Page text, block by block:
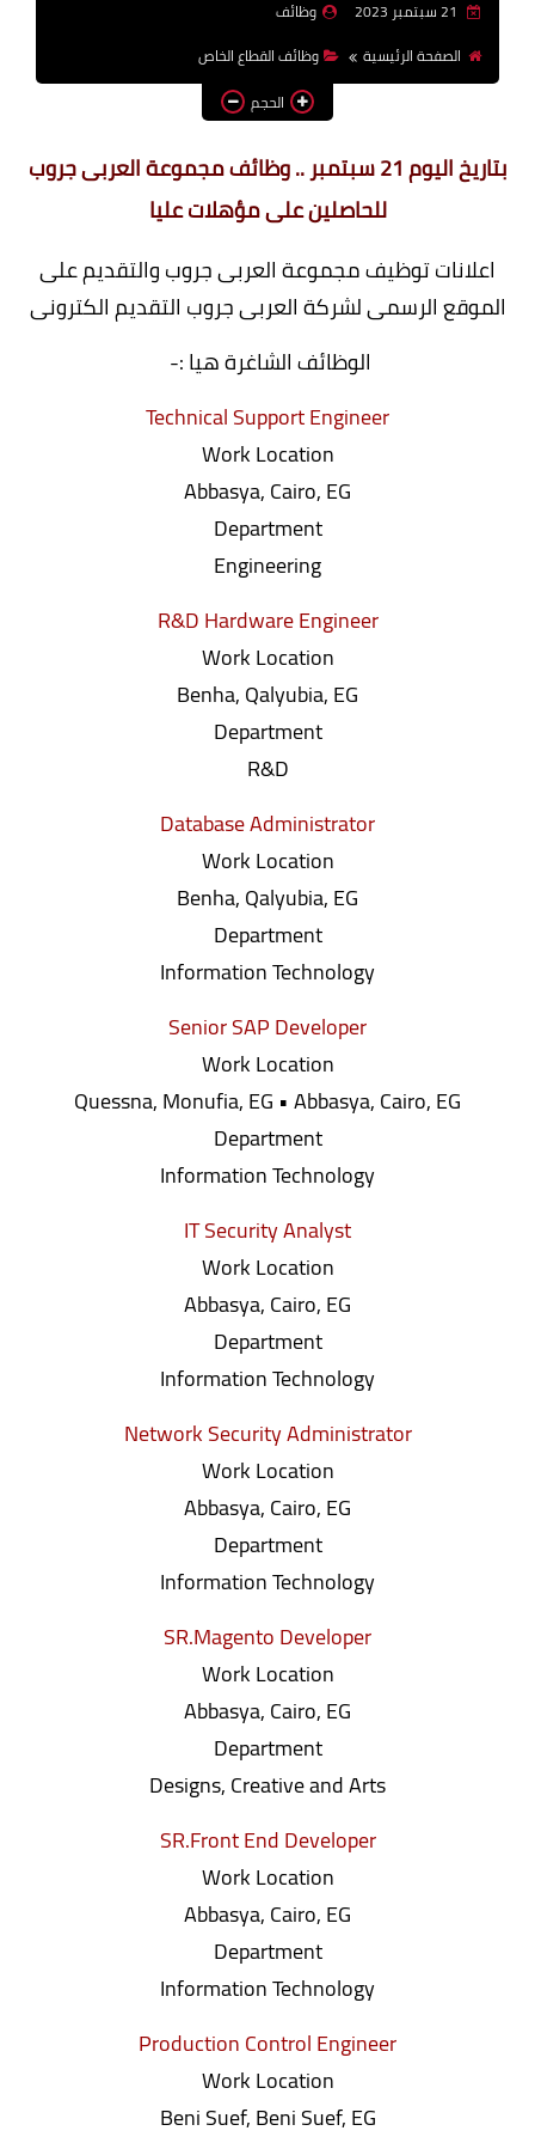
بالجامعات والمعاهد
اخبار
وظائف
الصفحة الرئيسية
وظائف القطاع الخاص
الحجم
بتاريخ اليوم 21 سبتمبر .. وظائف مجموعة العربى جروب
للحاصلين على مؤهلات عليا
اعلانات توظيف مجموعة العربى جروب والتقديم على
الموقع الرسمى لشركة العربى جروب التقديم الكترونى
الوظائف الشاغرة هيا :-
Technical Support Engineer
Work Location
Abbasya, Cairo, EG
Department
Engineering
R&D Hardware Engineer
Work Location
Benha, Qalyubia, EG
Department
R&D
Database Administrator
Work Location
Benha, Qalyubia, EG
Department
Information Technology
Senior SAP Developer
Work Location
Quessna, Monufia, EG • Abbasya, Cairo, EG
Department
Information Technology
IT Security Analyst
Work Location
Abbasya, Cairo, EG
Department
Information Technology
Network Security Administrator
Work Location
Abbasya, Cairo, EG
Department
Information Technology
SR.Magento Developer
Work Location
Abbasya, Cairo, EG
Department
Designs, Creative and Arts
SR.Front End Developer
Work Location
Abbasya, Cairo, EG
Department
Information Technology
Production Control Engineer
Work Location
Beni Suef, Beni Suef, EG